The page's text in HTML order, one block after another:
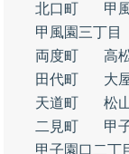
北口町
甲
甲風園三丁目
両度町
高
田代町
大
天道町
松
二見町
甲
甲子園口二丁